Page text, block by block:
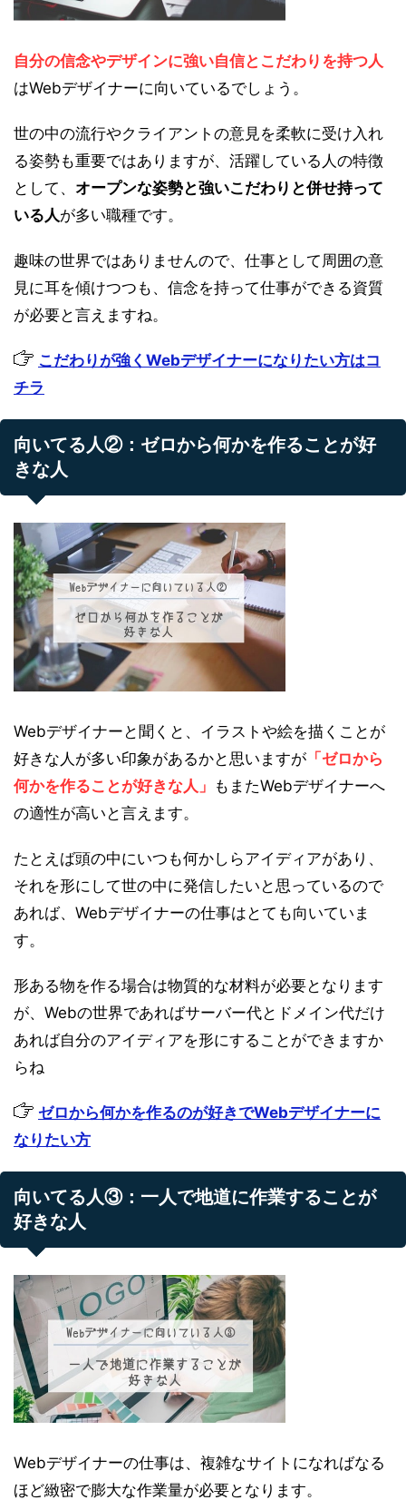
自分の信念やデザインに強い自信とこだわりを持つ人
はWebデザイナーに向いているでしょう。
世の中の流行やクライアントの意見を柔軟に受け入れ
る姿勢も重要ではありますが、活躍している人の特徴
として、 オープンな姿勢と強いこだわりと併せ持って
いる人が多い職種です。
趣味の世界ではありませんので、仕事として周囲の意
見に耳を傾けつつも、信念を持って仕事ができる資質
が必要と言えますね。
こだわりが強くWebデザイナーになりたい方はコ
チラ
向いてる人②：ゼロから何かを作ることが好
きな人
Webデザイナーと聞くと、イラストや絵を描くことが
好きな人が多い印象があるかと思いますが 「ゼロから
何かを作ることが好きな人」 もまたWebデザイナーへ
の適性が高いと言えます。
たとえば頭の中にいつも何かしらアイディアがあり、
それを形にして世の中に発信したいと思っているので
あれば、Webデザイナーの仕事はとても向いていま
す。
形ある物を作る場合は物質的な材料が必要となります
が、Webの世界であればサーバー代とドメイン代だけ
あれば自分のアイディアを形にすることができますか
らね
ゼロから何かを作るのが好きでWebデザイナーに
なりたい方
向いてる人③：一人で地道に作業することが
好きな人
Webデザイナーの仕事は、複雑なサイトになればなる
ほど緻密で膨大な作業量が必要となります。